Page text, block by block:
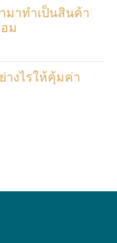
มาทำเป็นสินค้า
ม
างไรให้คุ้มค่า